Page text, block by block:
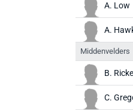
A. Low
A.
Middenvelders
B.
C.